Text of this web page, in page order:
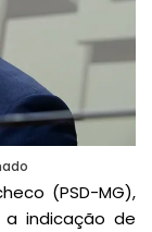
(PSD-MG),
indicação de